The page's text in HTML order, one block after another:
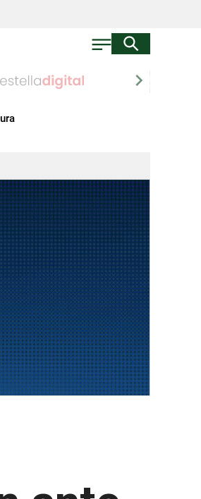
chevron_right